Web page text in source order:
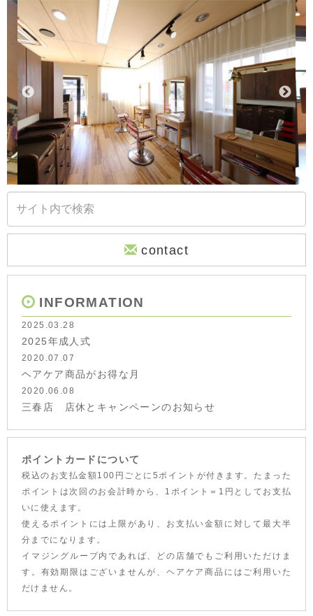
contact
INFORMATION
2025.03.28
2025年成人式
2020.07.07
ヘアケア商品がお得な月
2020.06.08
三春店 店休とキャンペーンのお知らせ
ポイントカードについて
税込のお支払金額100円ごとに5ポイントが付きます。たまった
ポイントは次回のお会計時から、1ポイント＝1円としてお支払
いに使えます。
使えるポイントには上限があり、お支払い金額に対して最大半
分までになります。
イマジングループ内であれば、どの店舗でもご利用いただけま
す。有効期限はございませんが、ヘアケア商品にはご利用いた
だけません。